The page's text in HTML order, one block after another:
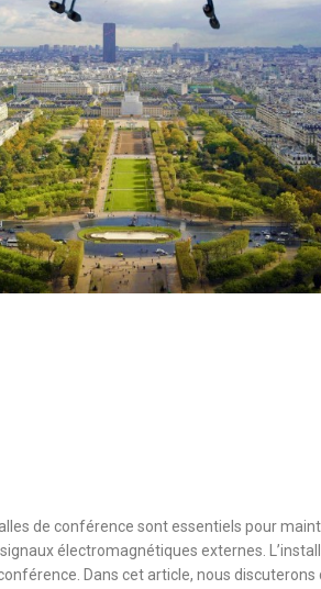
de conférence sont essentiels pour
électromagnétiques externes.
Dans cet article, nous